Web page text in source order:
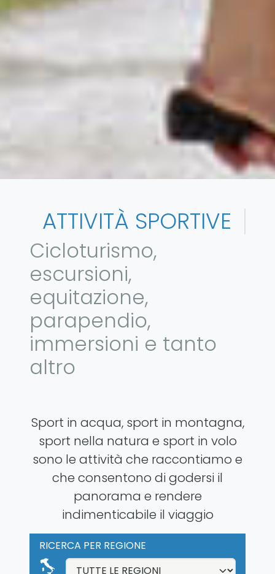
ATTIVITÀ SPORTIVE
Cicloturismo,
escursioni,
equitazione,
parapendio,
immersioni e tanto
altro
Sport in acqua, sport in montagna,
sport nella natura e sport in volo
sono le attività che raccontiamo e
che consentono di godersi il
panorama e rendere
indimenticabile il viaggio
RICERCA PER REGIONE